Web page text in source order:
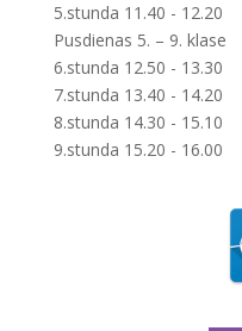
5.stunda 11.40 - 12.20
Pusdienas 5. – 9. klase
6.stunda 12.50 - 13.30
7.stunda 13.40 - 14.20
8.stunda 14.30 - 15.10
9.stunda 15.20 - 16.00